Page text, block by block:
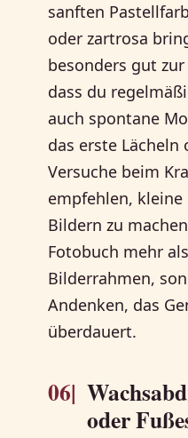
sanften
oder zartrosa
besonders gut
dass du
auch spontane
das erste Lächeln
Versuche beim
empfehlen,
Bildern zu
Fotobuch mehr
Bilderrahmen,
Andenken, das
überdauert.
06|
oder